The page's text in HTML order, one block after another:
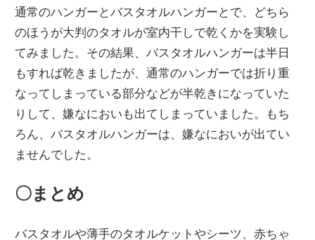
通常のハンガーとバスタオルハンガーとで、どちら
のほうが大判のタオルが室内干しで乾くかを実験し
てみました。その結果、バスタオルハンガーは半日
もすれば乾きましたが、通常のハンガーでは折り重
なってしまっている部分などが半乾きになっていた
りして、嫌なにおいも出てしまっていました。もち
ろん、バスタオルハンガーは、嫌なにおいが出てい
ませんでした。
〇まとめ
バスタオルや薄手のタオルケットやシーツ、赤ちゃ